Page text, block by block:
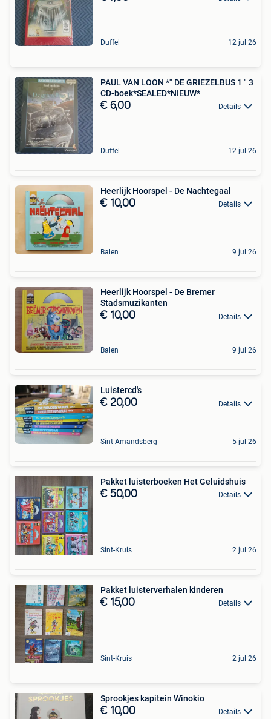
Duffel 12 jul 26
PAUL VAN LOON *" DE GRIEZELBUS 1 " 3
CD-boek*SEALED*NIEUW*
€ 6,00 Details
Duffel 12 jul 26
Heerlijk Hoorspel - De Nachtegaal
€ 10,00 Details
Balen 9 jul 26
Heerlijk Hoorspel - De Bremer
Stadsmuzikanten
€ 10,00 Details
Balen 9 jul 26
Luistercd's
€ 20,00 Details
Sint-Amandsberg 5 jul 26
Pakket luisterboeken Het Geluidshuis
€ 50,00 Details
Sint-Kruis 2 jul 26
Pakket luisterverhalen kinderen
€ 15,00 Details
Sint-Kruis 2 jul 26
Sprookjes kapitein Winokio
€ 10,00 Details